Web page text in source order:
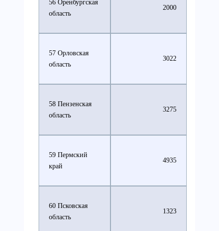
56 Оренбургская
область
2000
57 Орловская
область
3022
58 Пензенская
область
3275
59 Пермский
край
4935
60 Псковская
область
1323